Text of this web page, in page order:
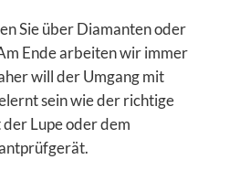
Sie über Diamanten oder
Ende arbeiten wir immer
will der Umgang mit
sein wie der richtige
Lupe oder dem